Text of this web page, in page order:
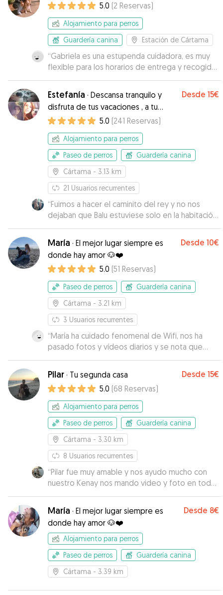
5.0 (2 Reservas)
Alojamiento para perros
Guardería canina
Estación de Cártama
“Gabriela es una estupenda cuidadora, es muy
flexible para los horarios de entrega y recogida,
siempre contesta al momento cualquier duda,
es muy atenta y nos ha ido mandando muchos
vídeos y fotos de Quiara, es muy cariñosa y
tiene unas instalaciones magníficas en el campo
y al aire libre para que Quiara pudiera estar
jugando y corriendo todo el tiempo. No hemos
podido elegir una cuidadora mejor para nuestra
perrita, hemos estado muy tranquilos sabiendo
que estaba en buenas manos.
Estefanía · Descansa tranquilo y
disfruta de tus vacaciones , a tu
mascota no le faltarán atenciones.
Desde 15€
5.0 (241 Reservas)
Alojamiento para perros
Paseo de perros
Guardería canina
Cártama - 3.13 km
21 Usuarios recurrentes
“Fuimos a hacer el caminito del rey y no nos
dejaban que Balu estuviese solo en la habitación
del hotel. Contratamos a Estefania a través de
Gudog para que nos lo cuidase mientras tanto.
Balu pasó 24 horas con Estefania rodeado de
atención y mimos continuos, y ella nos enviaba
vídeos de el y wassap para que pudiésemos
estar tranquilos en todo momento. Bellísima
persona y maravillosa cuidadora para mi caniche.
Le deseo lo mejor.”
María · El mejor lugar siempre es
donde hay amor 🐶❤️
Desde 10€
5.0 (51 Reservas)
Paseo de perros
Guardería canina
Cártama - 3.21 km
3 Usuarios recurrentes
“María ha cuidado fenomenal de Wifi, nos ha
pasado fotos y vídeos diarios y se nota que
tiene mano con los perros y se entrega :) si lo
necesitamos, repetiremos!!
Pilar · Tu segunda casa Desde 15€
5.0 (68 Reservas)
Alojamiento para perros
Paseo de perros
Guardería canina
Cártama - 3.30 km
8 Usuarios recurrentes
“Pilar fue muy amable y nos ayudo mucho con
nuestro Kenay nos mando video y foto en todo
momento. Repetiremos seguro”
María · El mejor lugar siempre es
donde hay amor 🐶❤️
Desde 8€
Alojamiento para perros
Paseo de perros
Guardería canina
Cártama - 3.39 km